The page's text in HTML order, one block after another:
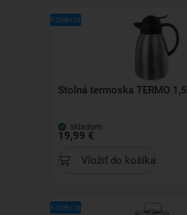
Kolekcia
Stolná termoska TERMO 1,5 l
skladom
19,99 €
Vložiť do košíka
Kolekcia